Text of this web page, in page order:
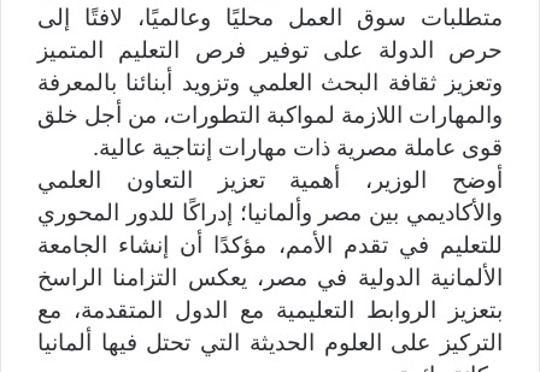
متطلبات سوق العمل محليًا وعالميًا، لافتًا إلى
حرص الدولة على توفير فرص التعليم المتميز
وتعزيز ثقافة البحث العلمي وتزويد أبنائنا بالمعرفة
والمهارات اللازمة لمواكبة التطورات، من أجل خلق
قوى عاملة مصرية ذات مهارات إنتاجية عالية.
أوضح الوزير، أهمية تعزيز التعاون العلمي
والأكاديمي بين مصر وألمانيا؛ إدراكًا للدور المحوري
للتعليم في تقدم الأمم، مؤكدًا أن إنشاء الجامعة
الألمانية الدولية في مصر، يعكس التزامنا الراسخ
بتعزيز الروابط التعليمية مع الدول المتقدمة، مع
التركيز على العلوم الحديثة التي تحتل فيها ألمانيا